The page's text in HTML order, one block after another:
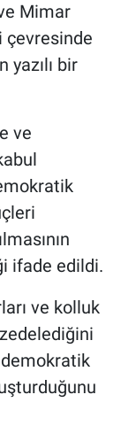
Mimar
çevresinde
bir
ve
ifade edildi.
ve kolluk